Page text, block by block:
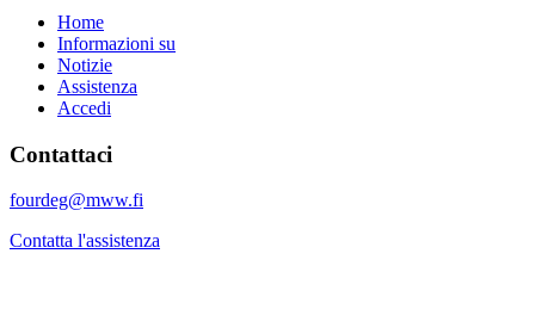
Home
Informazioni su
Notizie
Assistenza
Accedi
Contattaci
fourdeg@mww.fi
Contatta l'assistenza